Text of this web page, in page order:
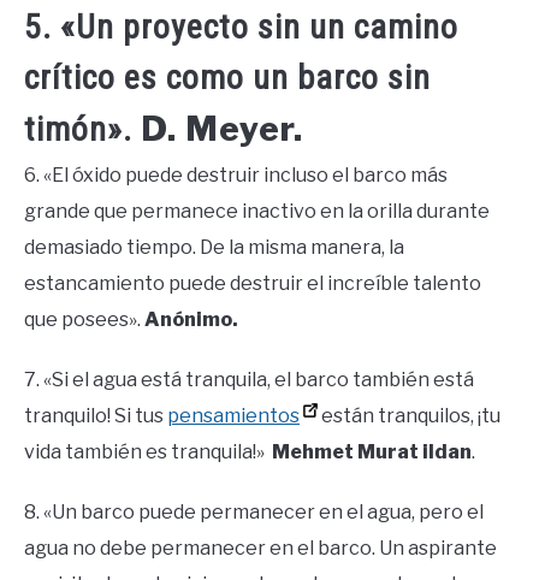
5. «Un proyecto sin un camino
crítico es como un barco sin
timón». D. Meyer.
6. «El óxido puede destruir incluso el barco más
grande que permanece inactivo en la orilla durante
demasiado tiempo. De la misma manera, la
estancamiento puede destruir el increíble talento
que posees». Anónimo.
7. «Si el agua está tranquila, el barco también está
tranquilo! Si tus pensamientos
están tranquilos, ¡tu
vida también es tranquila!» Mehmet Murat ildan.
8. «Un barco puede permanecer en el agua, pero el
agua no debe permanecer en el barco. Un aspirante